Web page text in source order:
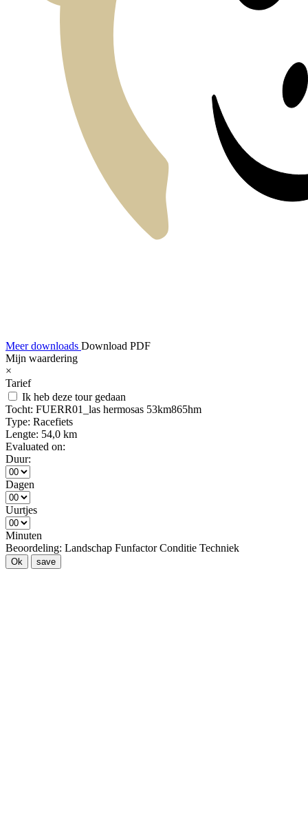
Meer downloads Download PDF
Mijn waardering
×
Tarief
Ik heb deze tour gedaan
Tocht: FUERR01_las hermosas 53km865hm
Type: Racefiets
Lengte: 54,0 km
Evaluated on:
Duur:
Dagen
Uurtjes
Minuten
Beoordeling: Landschap Funfactor Conditie Techniek
Ok save